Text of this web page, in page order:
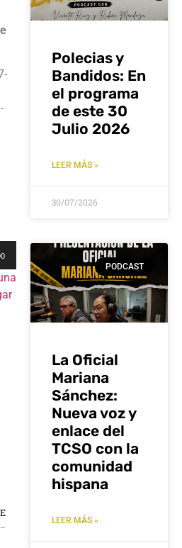
Polecias y
Bandidos: En
el programa
de este 30
Julio 2026
LEER MÁS »
30/07/2026
PODCAST
La Oficial
Mariana
Sánchez:
Nueva voz y
enlace del
TCSO con la
comunidad
hispana
LEER MÁS »